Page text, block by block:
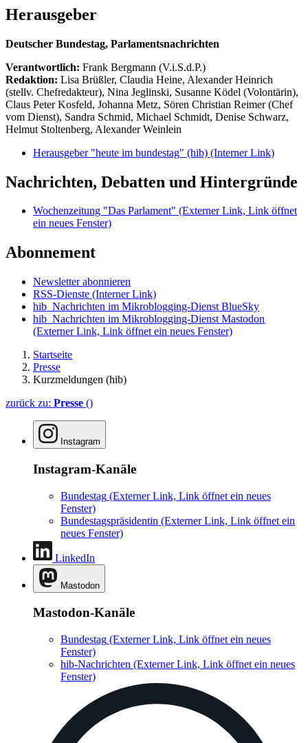
Herausgeber
Deutscher Bundestag, Parlamentsnachrichten
Verantwortlich: Frank Bergmann (V.i.S.d.P.)
Redaktion: Lisa Brüßler, Claudia Heine, Alexander Heinrich
(stellv. Chefredakteur), Nina Jeglinski, Susanne Ködel (Volontärin),
Claus Peter Kosfeld, Johanna Metz, Sören Christian Reimer (Chef
vom Dienst), Sandra Schmid, Michael Schmidt, Denise Schwarz,
Helmut Stoltenberg, Alexander Weinlein
Herausgeber "heute im bundestag" (hib) (Interner Link)
Nachrichten, Debatten und Hintergründe
Wochenzeitung "Das Parlament" (Externer Link, Link öffnet
ein neues Fenster)
Abonnement
Newsletter abonnieren
RSS-Dienste (Interner Link)
hib_Nachrichten im Mikroblogging-Dienst BlueSky
hib_Nachrichten im Mikroblogging-Dienst Mastodon
(Externer Link, Link öffnet ein neues Fenster)
Startseite
Presse
Kurzmeldungen (hib)
zurück zu: Presse ()
Instagram
Instagram-Kanäle
Bundestag (Externer Link, Link öffnet ein neues
Fenster)
Bundestagspräsidentin (Externer Link, Link öffnet ein
neues Fenster)
LinkedIn
Mastodon
Mastodon-Kanäle
Bundestag (Externer Link, Link öffnet ein neues
Fenster)
hib-Nachrichten (Externer Link, Link öffnet ein neues
Fenster)